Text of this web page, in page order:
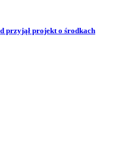
przyjął projekt o środkach